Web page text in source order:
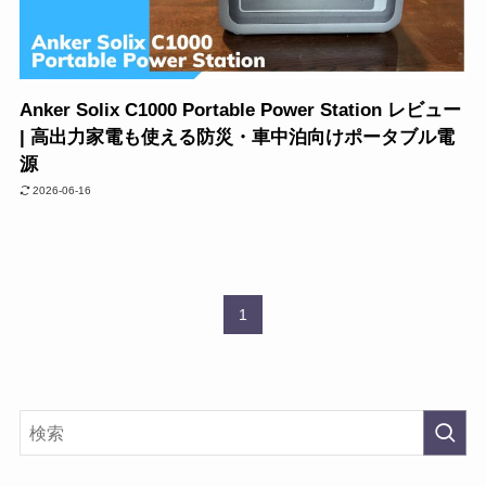
Anker Solix C1000 Portable Power Station レビュー
| 高出力家電も使える防災・車中泊向けポータブル電
源
2026-06-16
1